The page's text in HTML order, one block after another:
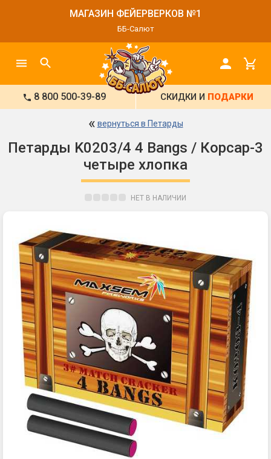
МАГАЗИН ФЕЙЕРВЕРКОВ №1
ББ-Салют
8 800 500-39-89 СКИДКИ И ПОДАРКИ
« вернуться в Петарды
Петарды K0203/4 4 Bangs / Корсар-3
четыре хлопка
НЕТ В НАЛИЧИИ